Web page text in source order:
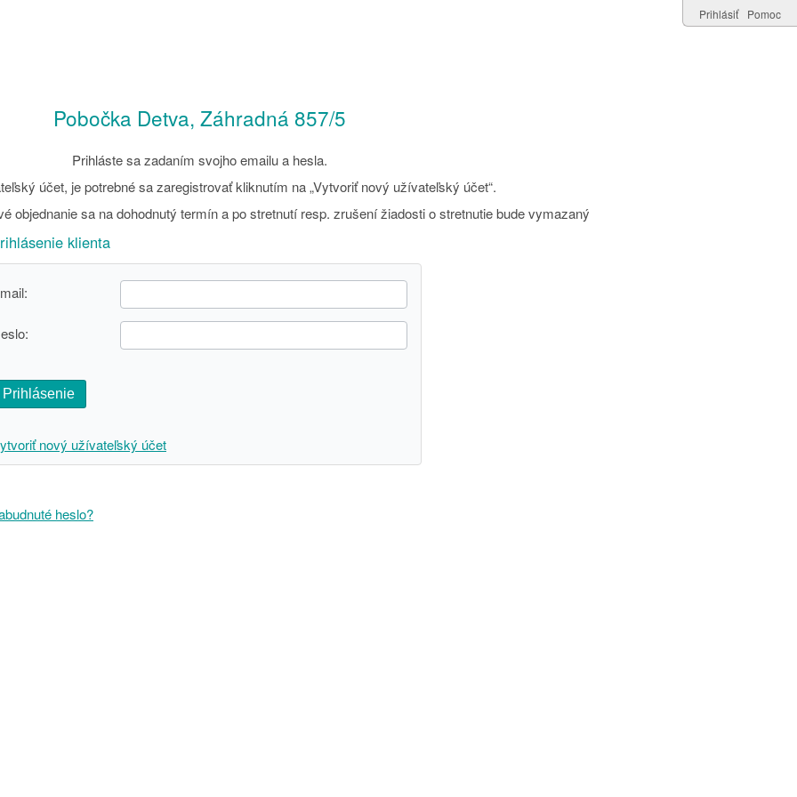
Prihlásiť Pomoc
Pobočka Detva, Záhradná 857/5
Prihláste sa zadaním svojho emailu a hesla.
účet, je potrebné sa zaregistrovať kliknutím na „Vytvoriť nový užívateľský účet“.
objednanie sa na dohodnutý termín a po stretnutí resp. zrušení žiadosti o stretnutie bude vymazaný
klienta
Prihlásenie
nový užívateľský účet
heslo?